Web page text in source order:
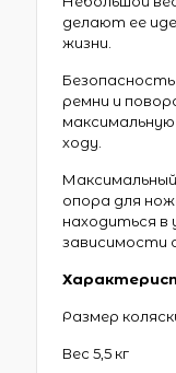
делают ее
жизни.
ремни и
ходу.
опора для
находиться
зависимости
Размер
Вес 5,5 кг